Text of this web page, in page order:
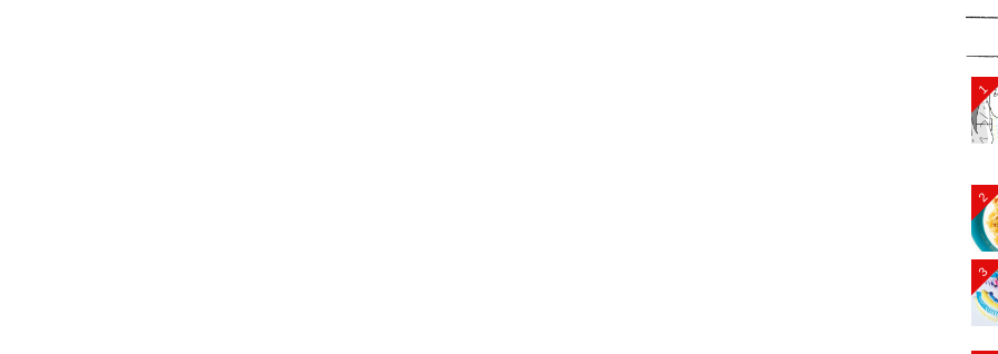
1
2
3